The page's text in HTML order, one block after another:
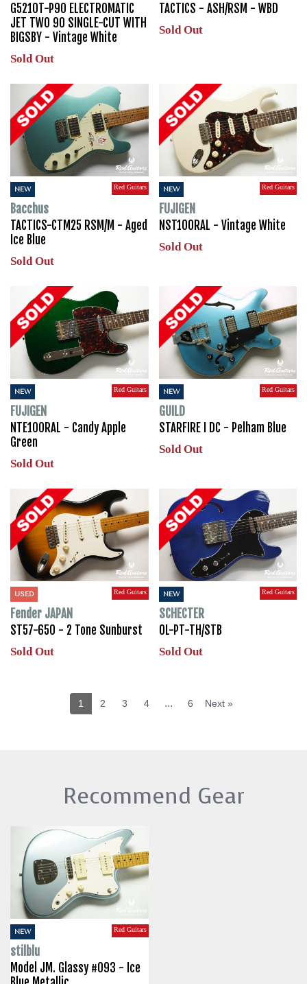
G5210T-P90 ELECTROMATIC
JET TWO 90 SINGLE-CUT WITH
BIGSBY - Vintage White
Sold Out
TACTICS - ASH/RSM - WBD
Sold Out
NEW Red Guitars
Bacchus
TACTICS-CTM25 RSM/M - Aged
Ice Blue
Sold Out
NEW Red Guitars
FUJIGEN
NST100RAL - Vintage White
Sold Out
NEW Red Guitars
FUJIGEN
NTE100RAL - Candy Apple
Green
Sold Out
NEW Red Guitars
GUILD
STARFIRE I DC - Pelham Blue
Sold Out
USED Red Guitars
Fender JAPAN
ST57-650 - 2 Tone Sunburst
Sold Out
NEW Red Guitars
SCHECTER
OL-PT-TH/STB
Sold Out
1 2 3 4 ... 6 Next »
Recommend Gear
NEW Red Guitars
stilblu
Model JM. Glassy #093 - Ice